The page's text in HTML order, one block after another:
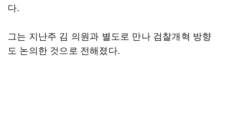
다.
그는 지난주 김 의원과 별도로 만나 검찰개혁 방향
도 논의한 것으로 전해졌다.